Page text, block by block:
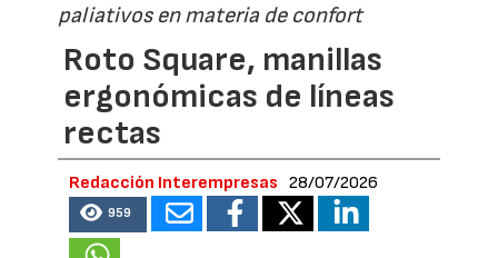
paliativos en materia de confort
Roto Square, manillas
ergonómicas de líneas
rectas
Redacción Interempresas 28/07/2026
959